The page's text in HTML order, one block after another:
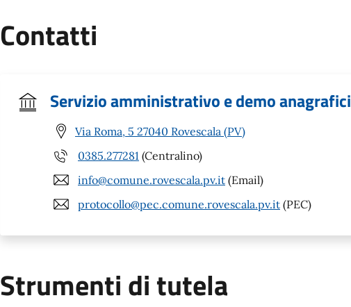
Contatti
Servizio amministrativo e demo anagrafici
Via Roma, 5 27040 Rovescala (PV)
0385.277281 (Centralino)
info@comune.rovescala.pv.it (Email)
protocollo@pec.comune.rovescala.pv.it (PEC)
Strumenti di tutela